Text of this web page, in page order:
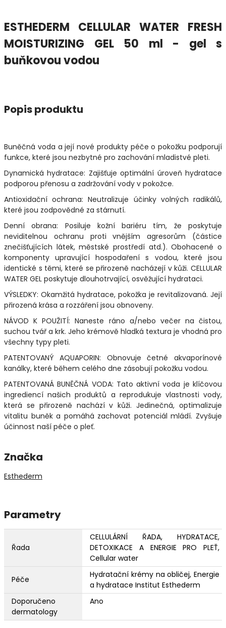
ESTHEDERM CELLULAR WATER FRESH
MOISTURIZING GEL 50 ml - gel s
buňkovou vodou
Popis produktu
Buněčná voda a její nové produkty péče o pokožku podporují
funkce, které jsou nezbytné pro zachování mladistvé pleti.
Dynamická hydratace: Zajišťuje optimální úroveň hydratace
podporou přenosu a zadržování vody v pokožce.
Antioxidační ochrana: Neutralizuje účinky volných radikálů,
které jsou zodpovědné za stárnutí.
Denní obrana: Posiluje kožní bariéru tím, že poskytuje
neviditelnou ochranu proti vnějším agresorům (částice
znečišťujících látek, městské prostředí atd.). Obohacené o
komponenty upravující hospodaření s vodou, které jsou
identické s těmi, které se přirozeně nacházejí v kůži. CELLULAR
WATER GEL poskytuje dlouhotrvající, osvěžující hydrataci.
VÝSLEDKY: Okamžitá hydratace, pokožka je revitalizovaná. Její
přirozená krása a rozzáření jsou obnoveny.
NÁVOD K POUŽITÍ: Naneste ráno a/nebo večer na čistou,
suchou tvář a krk. Jeho krémově hladká textura je vhodná pro
všechny typy pleti.
PATENTOVANÝ AQUAPORIN: Obnovuje četné akvaporínové
kanálky, které během celého dne zásobují pokožku vodou.
PATENTOVANÁ BUNĚČNÁ VODA: Tato aktivní voda je klíčovou
ingrediencí našich produktů a reprodukuje vlastnosti vody,
která se přirozeně nachází v kůži. Jedinečná, optimalizuje
vitalitu buněk a pomáhá zachovat potenciál mládí. Zvyšuje
účinnost naší péče o pleť.
Značka
Esthederm
Parametry
Řada
CELLULÁRNÍ ŘADA, HYDRATACE,
DETOXIKACE A ENERGIE PRO PLEŤ,
Cellular water
Péče
Hydratační krémy na obličej, Energie
a hydratace Institut Esthederm
Doporučeno
dermatology
Ano